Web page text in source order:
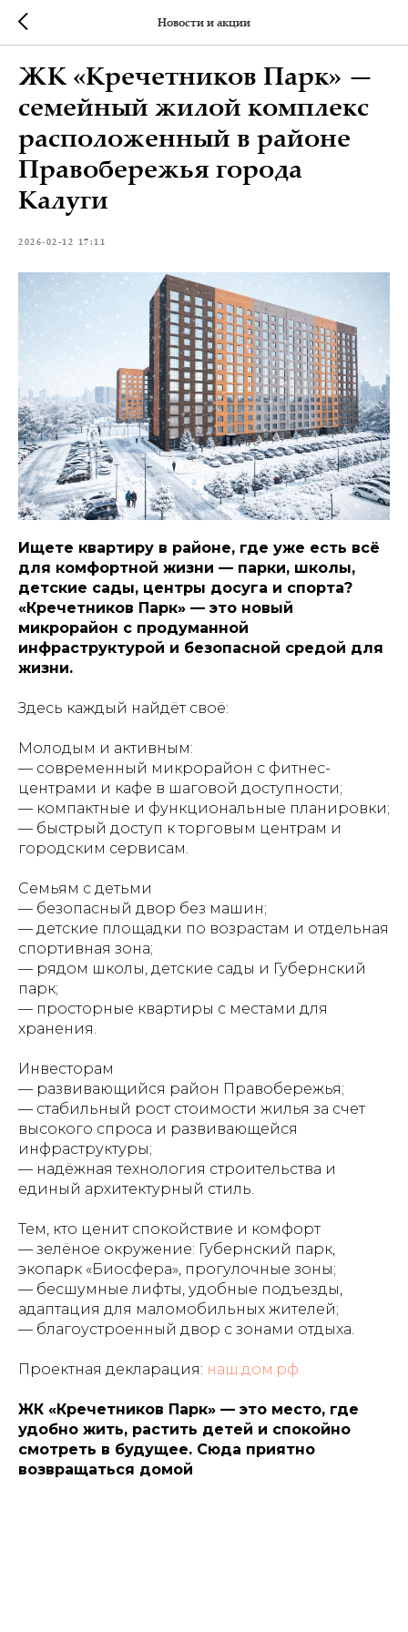
Новости и акции
ЖК «Кречетников Парк» —
семейный жилой комплекс
расположенный в районе
Правобережья города
Калуги
2026-02-12 17:11
Ищете квартиру в районе, где уже есть всё
для комфортной жизни — парки, школы,
детские сады, центры досуга и спорта?
«Кречетников Парк» — это новый
микрорайон с продуманной
инфраструктурой и безопасной средой для
жизни.
Здесь каждый найдёт своё:
Молодым и активным:
— современный микрорайон с фитнес-
центрами и кафе в шаговой доступности;
— компактные и функциональные планировки;
— быстрый доступ к торговым центрам и
городским сервисам.
Семьям с детьми
— безопасный двор без машин;
— детские площадки по возрастам и отдельная
спортивная зона;
— рядом школы, детские сады и Губернский
парк;
— просторные квартиры с местами для
хранения.
Инвесторам
— развивающийся район Правобережья;
— стабильный рост стоимости жилья за счет
высокого спроса и развивающейся
инфраструктуры;
— надёжная технология строительства и
единый архитектурный стиль.
Тем, кто ценит спокойствие и комфорт
— зелёное окружение: Губернский парк,
экопарк «Биосфера», прогулочные зоны;
— бесшумные лифты, удобные подъезды,
адаптация для маломобильных жителей;
— благоустроенный двор с зонами отдыха.
Проектная декларация: наш.дом.рф
ЖК «Кречетников Парк» — это место, где
удобно жить, растить детей и спокойно
смотреть в будущее. Сюда приятно
возвращаться домой